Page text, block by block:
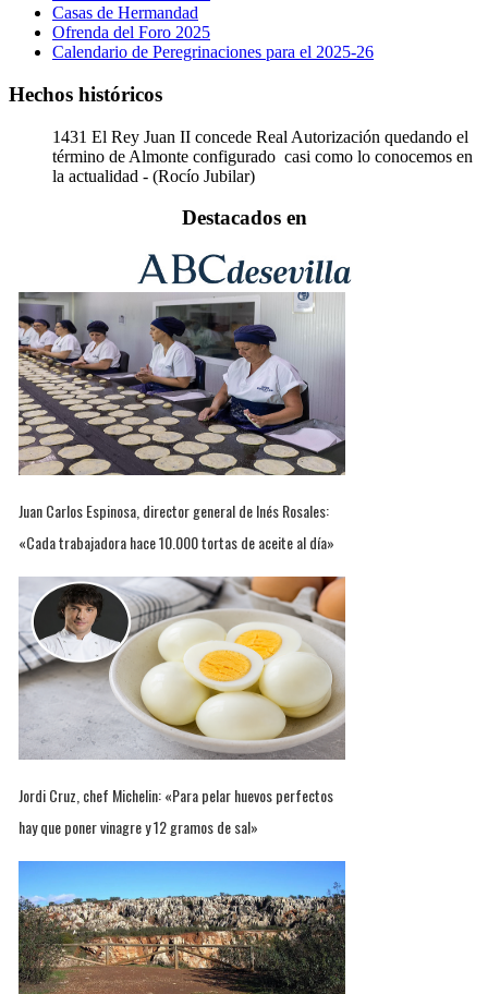
Casas de Hermandad
Ofrenda del Foro 2025
Calendario de Peregrinaciones para el 2025-26
Hechos históricos
1431 El Rey Juan II concede Real Autorización quedando el
término de Almonte configurado casi como lo conocemos en
la actualidad - (Rocío Jubilar)
Destacados en
Juan Carlos Espinosa, director general de Inés Rosales:
«Cada trabajadora hace 10.000 tortas de aceite al día»
Jordi Cruz, chef Michelin: «Para pelar huevos perfectos
hay que poner vinagre y 12 gramos de sal»